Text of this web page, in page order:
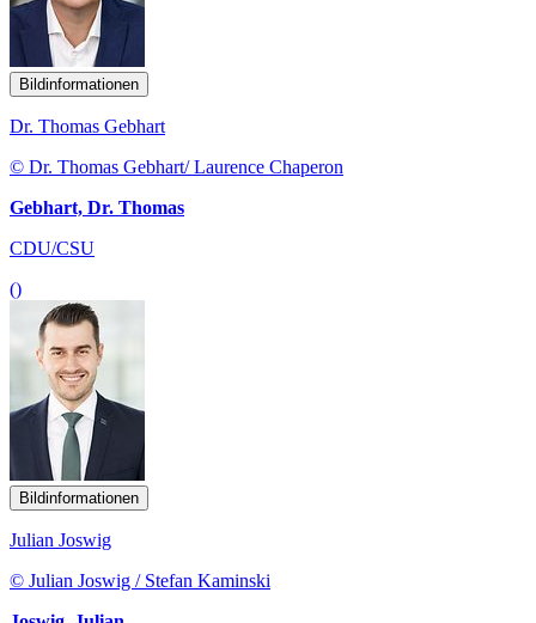
Bildinformationen
Dr. Thomas Gebhart
© Dr. Thomas Gebhart/ Laurence Chaperon
Gebhart, Dr. Thomas
CDU/CSU
()
Bildinformationen
Julian Joswig
© Julian Joswig / Stefan Kaminski